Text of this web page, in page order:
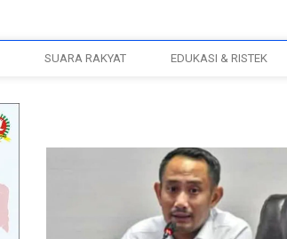
SUARA RAKYAT EDUKASI & RISTEK